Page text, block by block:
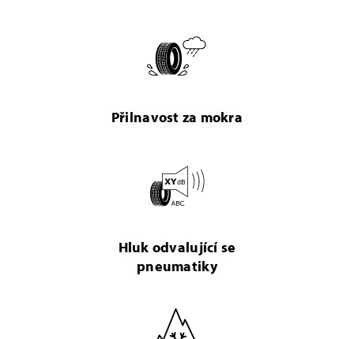
Přilnavost za mokra
Hluk odvalující se
pneumatiky